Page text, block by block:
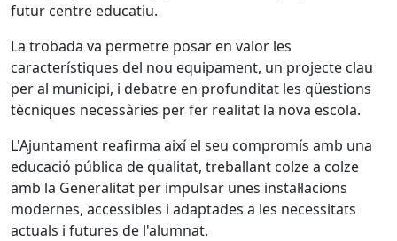
futur centre educatiu.
La trobada va permetre posar en valor les
característiques del nou equipament, un projecte clau
per al municipi, i debatre en profunditat les qüestions
tècniques necessàries per fer realitat la nova escola.
L'Ajuntament reafirma així el seu compromís amb una
educació pública de qualitat, treballant colze a colze
amb la Generalitat per impulsar unes instal·lacions
modernes, accessibles i adaptades a les necessitats
actuals i futures de l'alumnat.